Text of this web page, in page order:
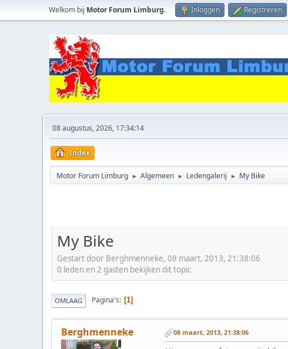
Welkom bij Motor Forum Limburg. Inloggen Registreren
08 augustus, 2026, 17:34:14
Index
Motor Forum Limburg ► Algemeen ► Ledengalerij ► My Bike
My Bike
Gestart door Berghmenneke, 08 maart, 2013, 21:38:06
0 leden en 2 gasten bekijken dit topic.
OMLAAG Pagina's 1
Berghmenneke 08 maart, 2013, 21:38:06